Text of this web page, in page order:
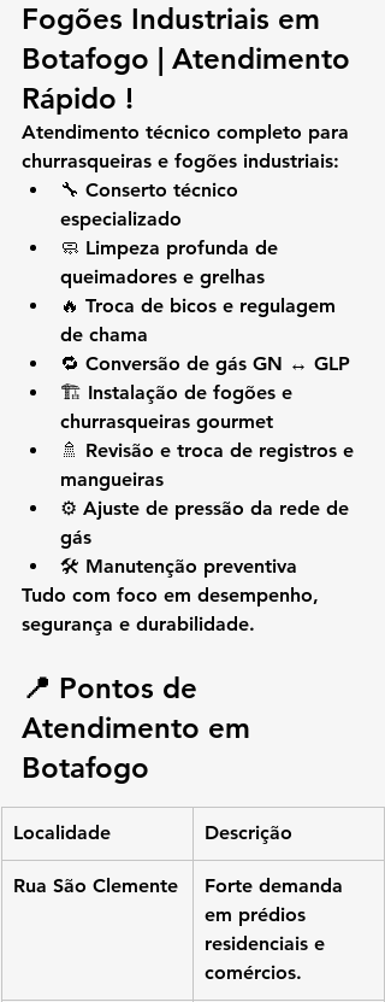
Fogões Industriais em
Botafogo | Atendimento
Rápido !
Atendimento técnico completo para
churrasqueiras e fogões industriais:
🔧 Conserto técnico
especializado
🧼 Limpeza profunda de
queimadores e grelhas
🔥 Troca de bicos e regulagem
de chama
🔁 Conversão de gás GN ↔ GLP
🏗️ Instalação de fogões e
churrasqueiras gourmet
🚿 Revisão e troca de registros e
mangueiras
⚙️ Ajuste de pressão da rede de
gás
🛠️ Manutenção preventiva
Tudo com foco em desempenho,
segurança e durabilidade.
📍 Pontos de
Atendimento em
Botafogo
Localidade Descrição
Rua São Clemente
Forte demanda
em prédios
residenciais e
comércios.